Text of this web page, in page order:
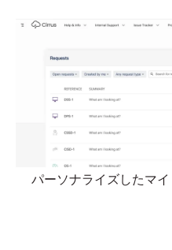
パーソナライズしたマ